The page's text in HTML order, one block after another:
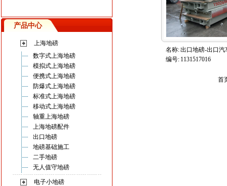
产品中心
上海地磅
数字式上海地磅
模拟式上海地磅
便携式上海地磅
防爆式上海地磅
标准式上海地磅
移动式上海地磅
轴重上海地磅
上海地磅配件
出口地磅
地磅基础施工
二手地磅
无人值守地磅
电子小地磅
名称:出口地磅-出口汽
编号: 1131517016
首